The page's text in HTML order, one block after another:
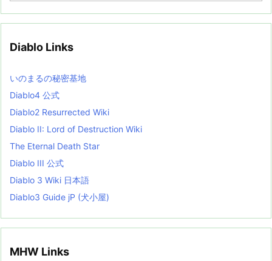
e
i
s
t
Diablo Links
いのまるの秘密基地
Diablo4 公式
Diablo2 Resurrected Wiki
Diablo II: Lord of Destruction Wiki
The Eternal Death Star
Diablo III 公式
Diablo 3 Wiki 日本語
Diablo3 Guide jP (犬小屋)
MHW Links